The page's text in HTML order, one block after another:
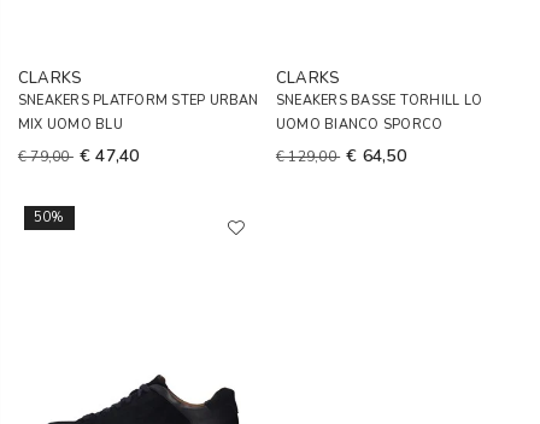
CLARKS
SNEAKERS PLATFORM STEP URBAN
MIX UOMO BLU
€ 79,00 € 47,40
CLARKS
SNEAKERS BASSE TORHILL LO
UOMO BIANCO SPORCO
€ 129,00 € 64,50
50%